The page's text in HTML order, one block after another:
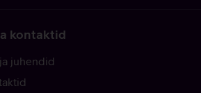
kontaktid
juhendid